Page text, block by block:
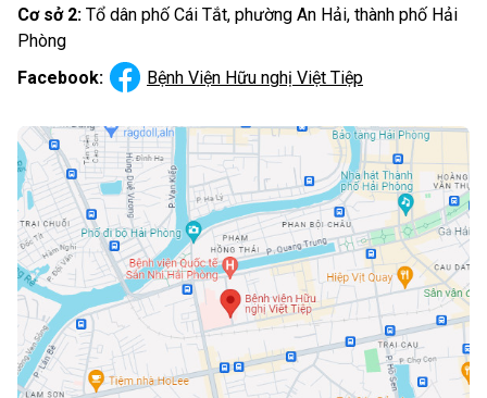
Cơ sở 2: Tổ dân phố Cái Tắt, phường An Hải, thành phố Hải
Phòng
Facebook:
Bệnh Viện Hữu nghị Việt Tiệp